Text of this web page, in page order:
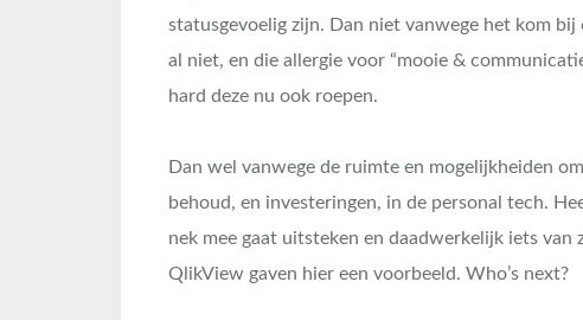
statusgevoelig zijn. Dan niet vanwege het kom
al niet, en die allergie voor “mooie &
hard deze nu ook roepen.
Dan wel vanwege de ruimte en mogelijkheiden
behoud, en investeringen, in de personal tech.
nek mee gaat uitsteken en daadwerkelijk iets
QlikView gaven hier een voorbeeld. Who’s next?